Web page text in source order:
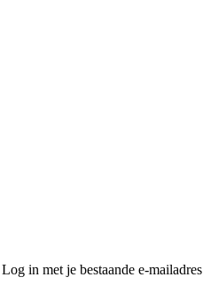
in met je bestaande e-mailadres